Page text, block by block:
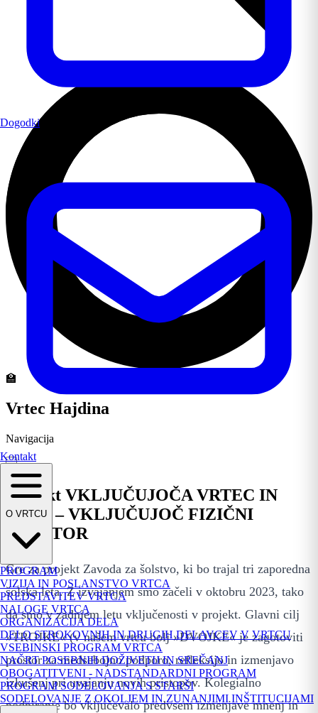
🏫
Vrtec Hajdina
Navigacija
Dogodki
Kontakt
O VRTCU
PROGRAM
VIZIJA IN POSLANSTVO VRTCA
PREDSTAVITEV VRTCA
NALOGE VRTCA
ORGANIZACIJA DELA
DELO STROKOVNIH IN DRUGIH DELAVCEV V VRTCU
VSEBINSKI PROGRAM VRTCA
NAČRT POSEBNIH DOŽIVETIJ IN SREČANJ
OBOGATITVENI - NADSTANDARDNI PROGRAM
PROGRAM SODELOVANJA S STARŠI
SODELOVANJE Z OKOLJEM IN ZUNANJIMI INŠTITUCIJAMI
Projekt VKLJUČUJOČA VRTEC IN
ŠOLA – VKLJUČUJOČ FIZIČNI
PROSTOR
Gre za projekt Zavoda za šolstvo, ki bo trajal tri zaporedna
šolska leta. Z izvajanjem smo začeli v oktobru 2023, tako
da smo v zadnjem letu vključenosti v projekt. Glavni cilj
»TROJKE« (v našem vrtcu bolj »DVOJKE« je zagotoviti
prostor za medsebojno podporo, refleksijo in izmenjavo
izkušenj pri uvajanju novih pristopov. Kolegialno
podpiranje bo vključevalo predvsem izmenjave mnenj in